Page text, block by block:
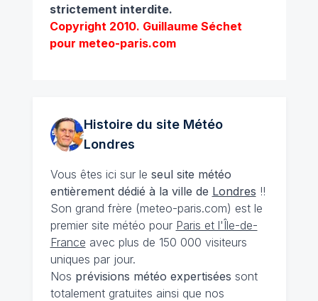
strictement interdite.
Copyright 2010. Guillaume Séchet
pour meteo-paris.com
Histoire du site Météo
Londres
Vous êtes ici sur le seul site météo
entièrement dédié à la ville de Londres !!
Son grand frère (meteo-paris.com) est le
premier site météo pour Paris et l'Île-de-
France avec plus de 150 000 visiteurs
uniques par jour.
Nos prévisions météo expertisées sont
totalement gratuites ainsi que nos